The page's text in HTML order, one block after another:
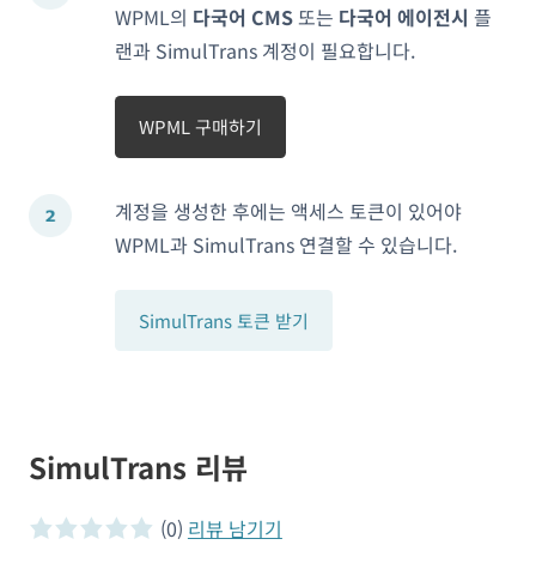
WPML의 다국어 CMS또는 다국어 에이전시 플
랜과 SimulTrans 계정이 필요합니다.
WPML 구매하기
계정을 생성한 후에는 액세스 토큰이 있어야
WPML과 SimulTrans 연결할 수 있습니다.
SimulTrans 토큰 받기
SimulTrans 리뷰
0 of 5 stars
(0) 리뷰 남기기